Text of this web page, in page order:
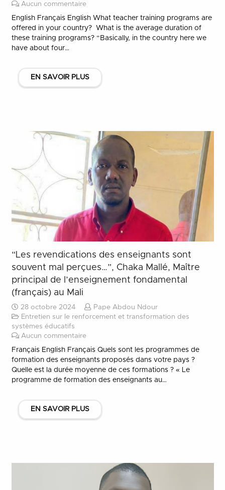
Aucun commentaire
English Français English What teacher training programs are
offered in your country? What is the average duration of
these training programs? “Basically, in the country here we
have about four…
EN SAVOIR PLUS
“Les revendications des enseignants sont
souvent mal perçues…”, Chaka Mallé, Maître
principal de l’enseignement fondamental
(français) au Mali
28 octobre 2024
Pape Abdou Ndour
Entretien sur le renforcement et transformation des
systèmes éducatifs
Aucun commentaire
Français English Français Quels sont les programmes de
formation des enseignants proposés dans votre pays ?
Quelle est la durée moyenne de ces formations ? « Le
programme de formation des enseignants au…
EN SAVOIR PLUS